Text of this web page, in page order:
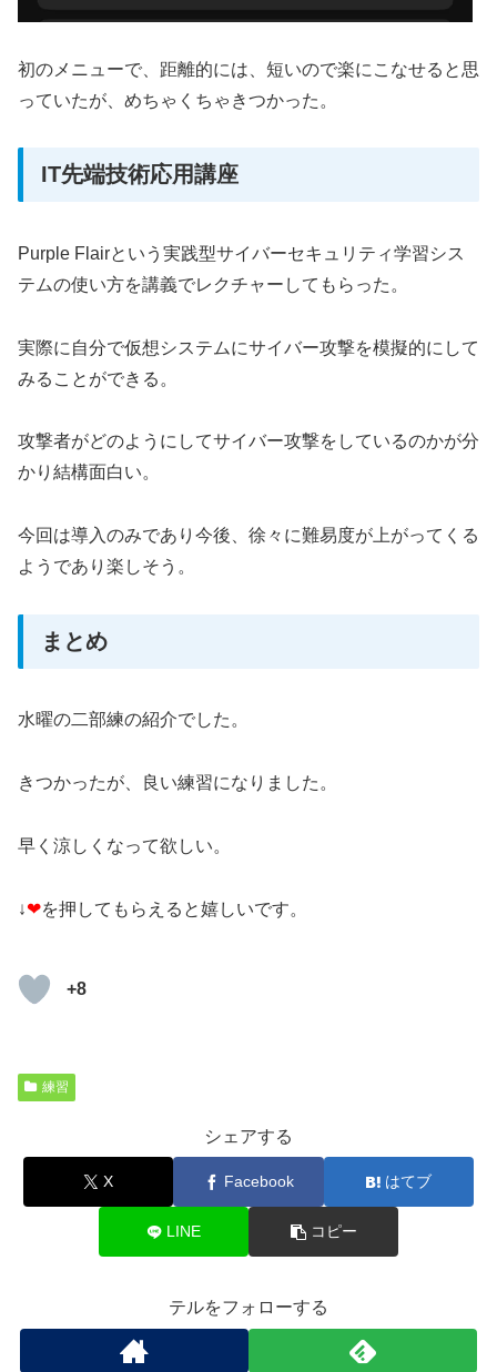
初のメニューで、距離的には、短いので楽にこなせると思
っていたが、めちゃくちゃきつかった。
IT先端技術応用講座
Purple Flairという実践型サイバーセキュリティ学習シス
テムの使い方を講義でレクチャーしてもらった。
実際に自分で仮想システムにサイバー攻撃を模擬的にして
みることができる。
攻撃者がどのようにしてサイバー攻撃をしているのかが分
かり結構面白い。
今回は導入のみであり今後、徐々に難易度が上がってくる
ようであり楽しそう。
まとめ
水曜の二部練の紹介でした。
きつかったが、良い練習になりました。
早く涼しくなって欲しい。
↓❤を押してもらえると嬉しいです。
+8
練習
シェアする
X Facebook はてブ
LINE コピー
テルをフォローする